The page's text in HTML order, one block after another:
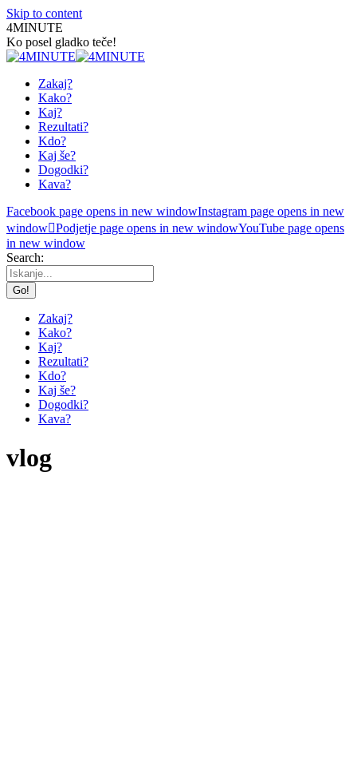
Skip to content
4MINUTE
Ko posel gladko teče!
Zakaj?
Kako?
Kaj?
Rezultati?
Kdo?
Kaj še?
Dogodki?
Kava?
Facebook page opens in new windowInstagram page opens in new
window Podjetje page opens in new windowYouTube page opens
in new window
Search:
Zakaj?
Kako?
Kaj?
Rezultati?
Kdo?
Kaj še?
Dogodki?
Kava?
vlog